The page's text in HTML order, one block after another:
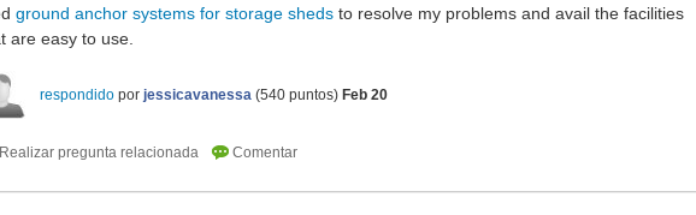
ground anchor systems for storage sheds to resolve my problems and avail the facilities
are easy to use.
respondido por jessicavanessa (540 puntos) Feb 20